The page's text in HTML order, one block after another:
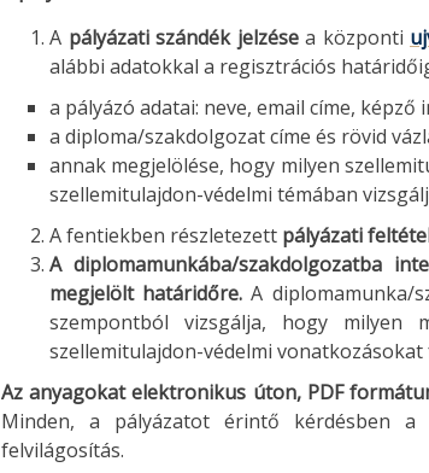
A pályázati szándék jelzése a központi
alábbi adatokkal a regisztrációs
a pályázó adatai: neve, email címe,
a diploma/szakdolgozat címe és rövid
annak megjelölése, hogy milyen
szellemitulajdon-védelmi témában
A fentiekben részletezett pályázati
A diplomamunkába/szakdolgozatba
megjelölt határidőre.A diplomamunka/
szempontból vizsgálja, hogy milyen
szellemitulajdon-védelmi
Az anyagokat elektronikus úton, PDF
Minden, a pályázatot érintő kérdésben
felvilágosítás.